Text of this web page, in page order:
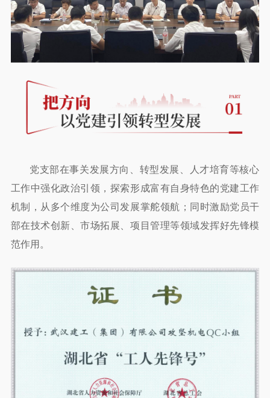
党支部在事关发展方向、转型发展、人才培育等核心
工作中强化政治引领，探索形成富有自身特色的党建工作
机制，从多个维度为公司发展掌舵领航；同时激励党员干
部在技术创新、市场拓展、项目管理等领域发挥好先锋模
范作用。